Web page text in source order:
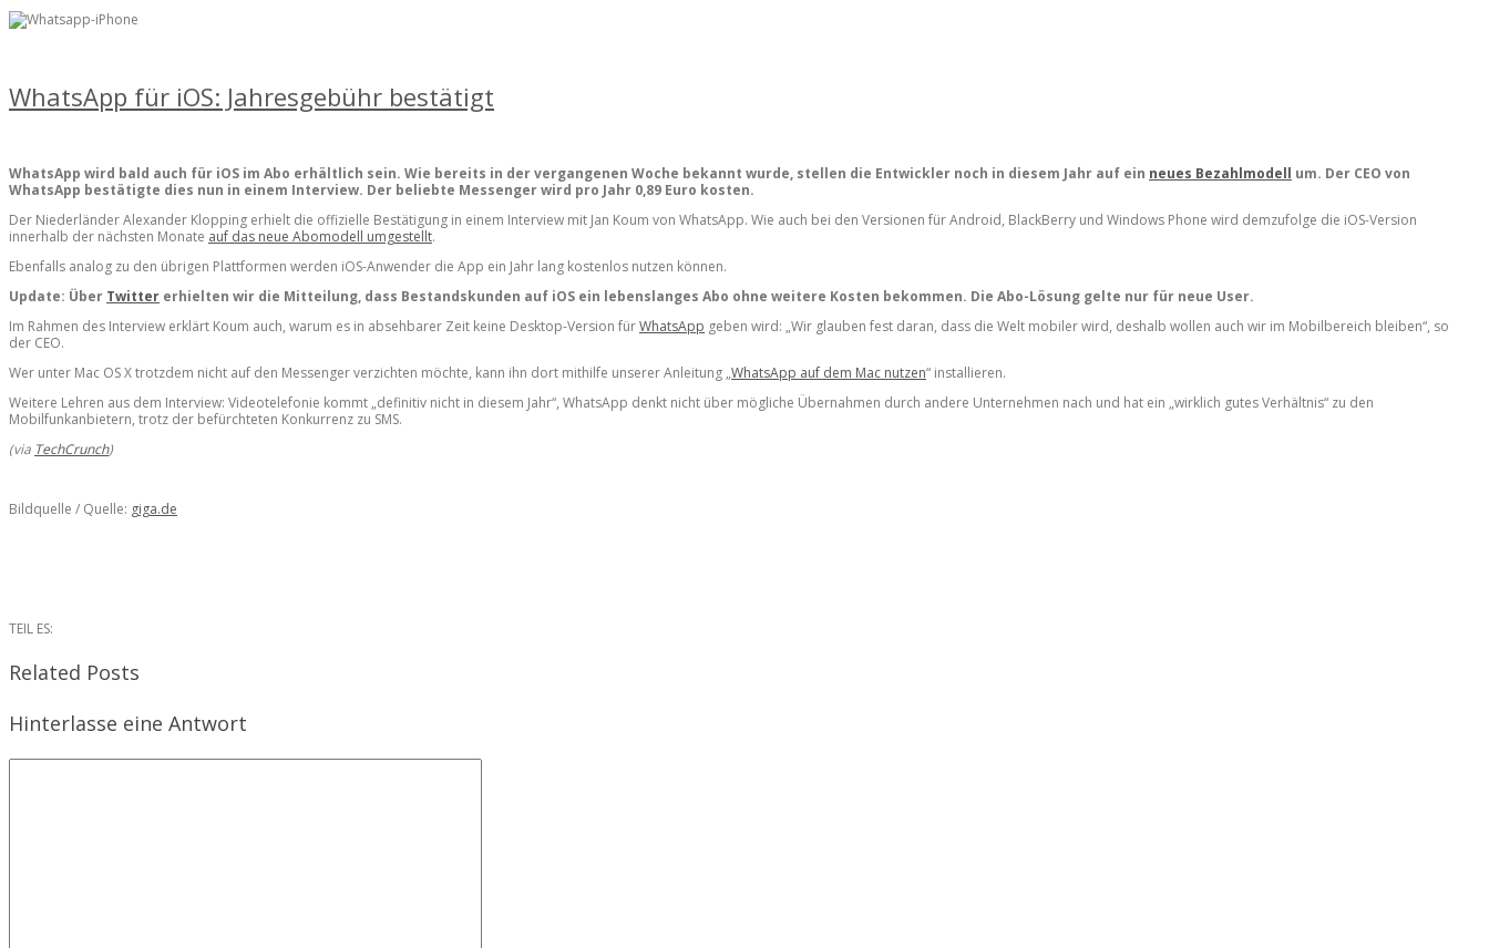
WhatsApp für iOS: Jahresgebühr bestätigt
WhatsApp wird bald auch für iOS im Abo erhältlich sein. Wie bereits in der vergangenen Woche bekannt wurde, stellen die Entwickler noch in diesem Jahr auf ein neues Bezahlmodell um. Der CEO von
WhatsApp bestätigte dies nun in einem Interview. Der beliebte Messenger wird pro Jahr 0,89 Euro kosten.
Der Niederländer Alexander Klopping erhielt die offizielle Bestätigung in einem Interview mit Jan Koum von WhatsApp. Wie auch bei den Versionen für Android, BlackBerry und Windows Phone wird demzufolge die iOS-Version
innerhalb der nächsten Monate auf das neue Abomodell umgestellt.
Ebenfalls analog zu den übrigen Plattformen werden iOS-Anwender die App ein Jahr lang kostenlos nutzen können.
Update: Über Twitter erhielten wir die Mitteilung, dass Bestandskunden auf iOS ein lebenslanges Abo ohne weitere Kosten bekommen. Die Abo-Lösung gelte nur für neue User.
Im Rahmen des Interview erklärt Koum auch, warum es in absehbarer Zeit keine Desktop-Version fürWhatsApp geben wird: „Wir glauben fest daran, dass die Welt mobiler wird, deshalb wollen auch wir im Mobilbereich bleiben“, so
der CEO.
Wer unter Mac OS X trotzdem nicht auf den Messenger verzichten möchte, kann ihn dort mithilfe unserer Anleitung „WhatsApp auf dem Mac nutzen“ installieren.
Weitere Lehren aus dem Interview: Videotelefonie kommt „definitiv nicht in diesem Jahr“, WhatsApp denkt nicht über mögliche Übernahmen durch andere Unternehmen nach und hat ein „wirklich gutes Verhältnis“ zu den
Mobilfunkanbietern, trotz der befürchteten Konkurrenz zu SMS.
(via TechCrunch)
Bildquelle / Quelle: giga.de
TEIL ES:
Related Posts
Hinterlasse eine Antwort